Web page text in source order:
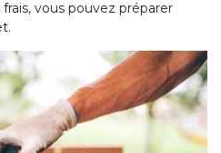
vous pouvez préparer